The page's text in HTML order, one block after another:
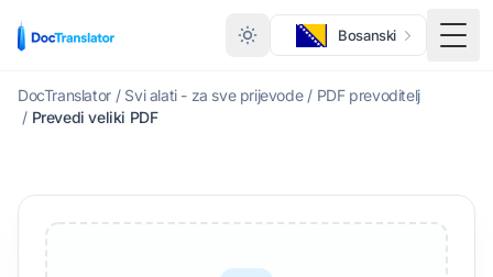
Bosanski
DocTranslator / Svi alati - za sve prijevode / PDF prevoditelj
/ Prevedi veliki PDF